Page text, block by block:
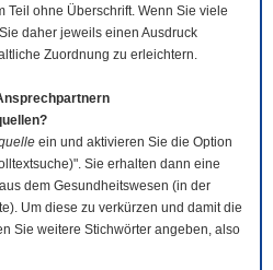
Teil ohne Überschrift. Wenn Sie viele
daher jeweils einen Ausdruck
Zuordnung zu erleichtern.
ein und aktivieren Sie die Option
Sie erhalten dann eine
dem Gesundheitswesen (in der
Um diese zu verkürzen und damit die
Sie weitere Stichwörter angeben, also